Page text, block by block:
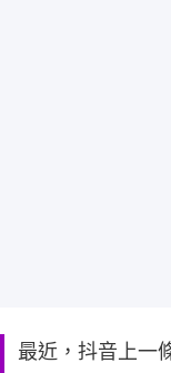
最近，抖音上一